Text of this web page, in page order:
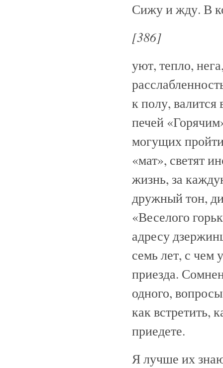
Сижу и жду. В
[386]
уют, тепло,
к полу, валится
печей
могущих
«мат», светят
жизнь, за
дружный тон,
«Веселого
адресу
семь лет, с
приезда.
одного,
как встретить,
приедете.
Я лучше их